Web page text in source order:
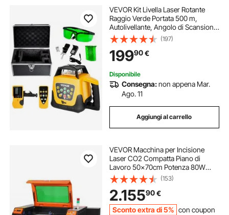
VEVOR Kit Livella Laser Rotante
Raggio Verde Portata 500 m,
Autolivellante, Angolo di Scansione
Flessibile, Rotazione 360 Gradi,
Scatola da Trasporto, Impermeabile
IP54, Ricevitore Telecomando
(197)
19990€
Disponibile
Consegna:non appena Mar.
Ago. 11
Aggiungi al carrello
VEVOR Macchina per Incisione
Laser CO2 Compatta Piano di
Lavoro 50x70cm Potenza 80W
Velocità di Incisione 0-500 mm/s,
Macchina da Taglio per Incisione
Tubo Incisore CO2
(153)
2.15590€
Sconto extra di 5% con coupon